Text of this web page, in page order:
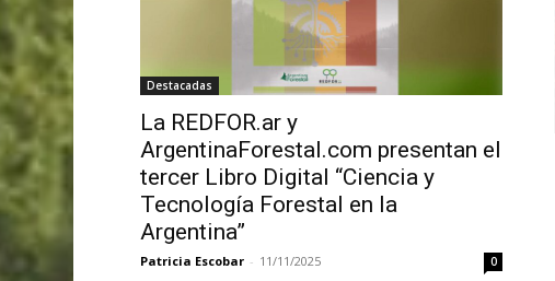
Destacadas
La REDFOR.ar y
ArgentinaForestal.com presentan el
tercer Libro Digital “Ciencia y
Tecnología Forestal en la
Argentina”
Patricia Escobar - 11/11/2025 0